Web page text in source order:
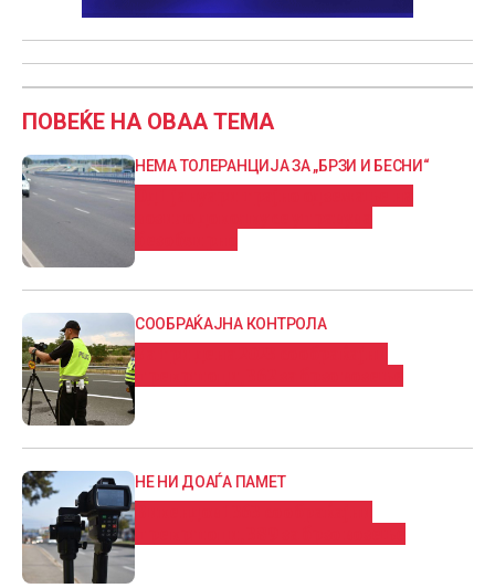
ПОВЕЌЕ НА ОВАА ТЕМА
НЕМА ТОЛЕРАНЦИЈА ЗА „БРЗИ И БЕСНИ“
СООБРАЌАЈНА КОНТРОЛА
НЕ НИ ДОАЃА ПАМЕТ